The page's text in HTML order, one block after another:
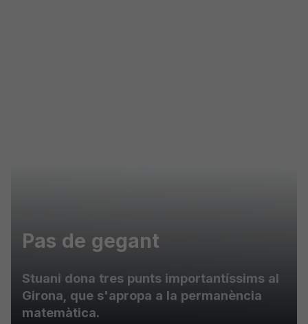
Pas de gegant
Stuani dona tres punts importantíssims al
Girona, que s'apropa a la permanència
matemàtica.